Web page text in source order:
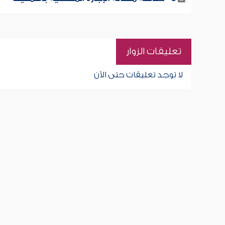
تعليقات الزوار
لا توجد تعليقات حتى الآن